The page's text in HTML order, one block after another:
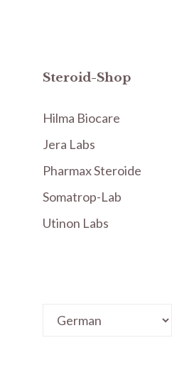
Steroid-Shop
Hilma Biocare
Jera Labs
Pharmax Steroide
Somatrop-Lab
Utinon Labs